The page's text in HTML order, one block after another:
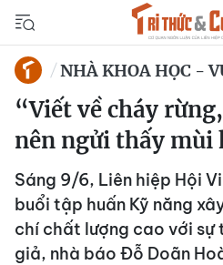
NHÀ KHOA HỌC -
“Viết về cháy
nên ngửi thấy mùi
Sáng 9/6, Liên hiệp Hội
buổi tập huấn Kỹ năng
chí chất lượng cao với sự
giả, nhà báo Đỗ Doãn